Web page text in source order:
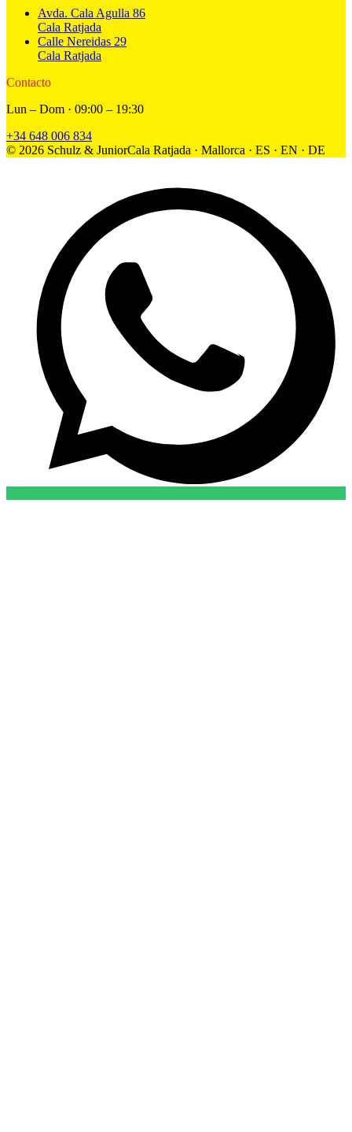
Avda. Cala Agulla 86
Cala Ratjada
Calle Nereidas 29
Cala Ratjada
Contacto
Lun – Dom · 09:00 – 19:30
+34 648 006 834
© 2026 Schulz & JuniorCala Ratjada · Mallorca · ES · EN · DE